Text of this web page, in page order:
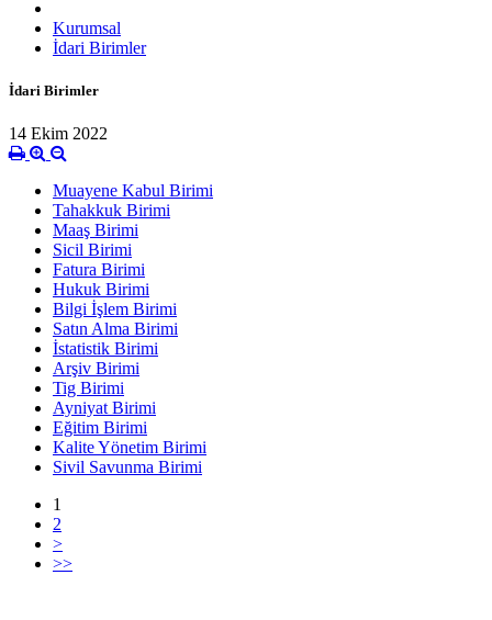
Kurumsal
İdari Birimler
İdari Birimler
14 Ekim 2022
Muayene Kabul Birimi
Tahakkuk Birimi
Maaş Birimi
Sicil Birimi
Fatura Birimi
Hukuk Birimi
Bilgi İşlem Birimi
Satın Alma Birimi
İstatistik Birimi
Arşiv Birimi
Tig Birimi
Ayniyat Birimi
Eğitim Birimi
Kalite Yönetim Birimi
Sivil Savunma Birimi
1
2
>
>>